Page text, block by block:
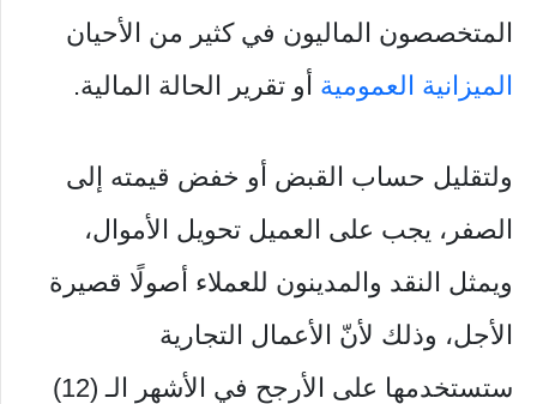
المتخصصون الماليون في كثير من الأحيان
الميزانية العمومية أو تقرير الحالة المالية.
ولتقليل حساب القبض أو خفض قيمته إلى
الصفر، يجب على العميل تحويل الأموال،
ويمثل النقد والمدينون للعملاء أصولًا قصيرة
الأجل، وذلك لأنّ الأعمال التجارية
ستستخدمها على الأرجح في الأشهر الـ (12)